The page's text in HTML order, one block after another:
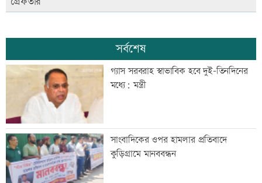
সর্বশেষ
গ্যাস সরবরাহ স্বাভাবিক হবে দুই-তিনদিনের
মধ্যে: মন্ত্রী
সাংবাদিকের ওপর হামলার প্রতিবাদে
কুড়িগ্রামে মানববন্ধন